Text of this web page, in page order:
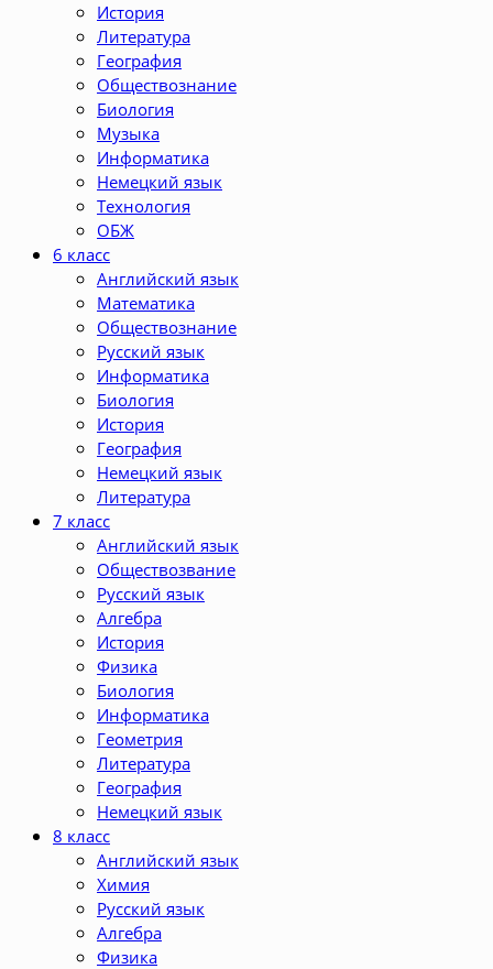
История
Литература
География
Обществознание
Биология
Музыка
Информатика
Немецкий язык
Технология
ОБЖ
6 класс
Английский язык
Математика
Обществознание
Русский язык
Информатика
Биология
История
География
Немецкий язык
Литература
7 класс
Английский язык
Обществозвание
Русский язык
Алгебра
История
Физика
Биология
Информатика
Геометрия
Литература
География
Немецкий язык
8 класс
Английский язык
Химия
Русский язык
Алгебра
Физика